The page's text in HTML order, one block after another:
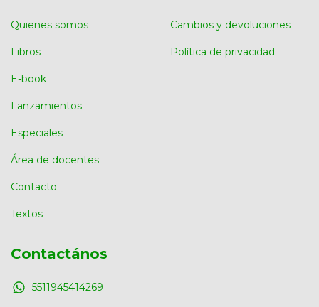
Quienes somos
Libros
E-book
Lanzamientos
Especiales
Área de docentes
Contacto
Textos
Cambios y devoluciones
Política de privacidad
Contactános
5511945414269